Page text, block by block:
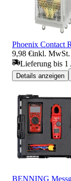
Phoenix Contact
9,98 €inkl. MwSt.
Lieferung bis 1
Details anzeigen
BENNING